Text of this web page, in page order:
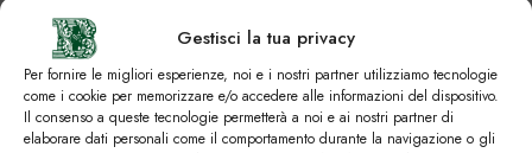
Gestisci la tua privacy
Per fornire le migliori esperienze, noi e i nostri partner utilizziamo tecnologie
come i cookie per memorizzare e/o accedere alle informazioni del dispositivo.
Il consenso a queste tecnologie permetterà a noi e ai nostri partner di
elaborare dati personali come il comportamento durante la navigazione o gli